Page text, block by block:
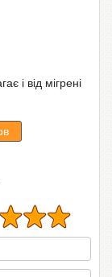
і від мігрені